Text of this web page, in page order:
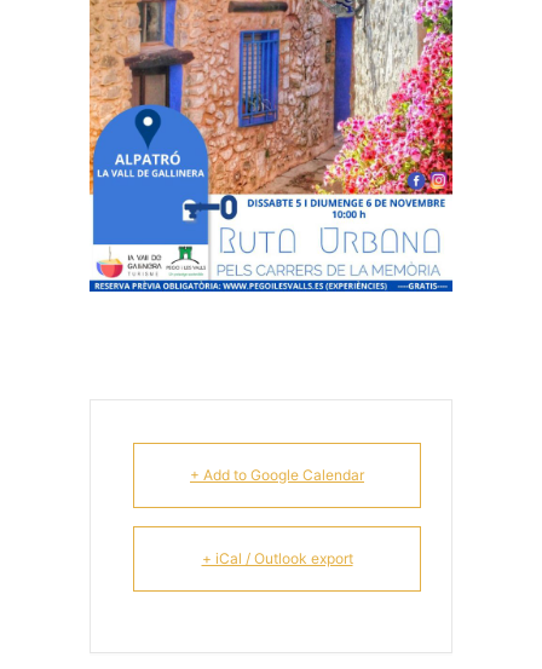
+ Add to Google Calendar
+ iCal / Outlook export